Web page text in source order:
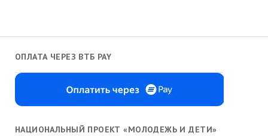
ОПЛАТА ЧЕРЕЗ ВТБ PAY
НАЦИОНАЛЬНЫЙ ПРОЕКТ «МОЛОДЕЖЬ И ДЕТИ»